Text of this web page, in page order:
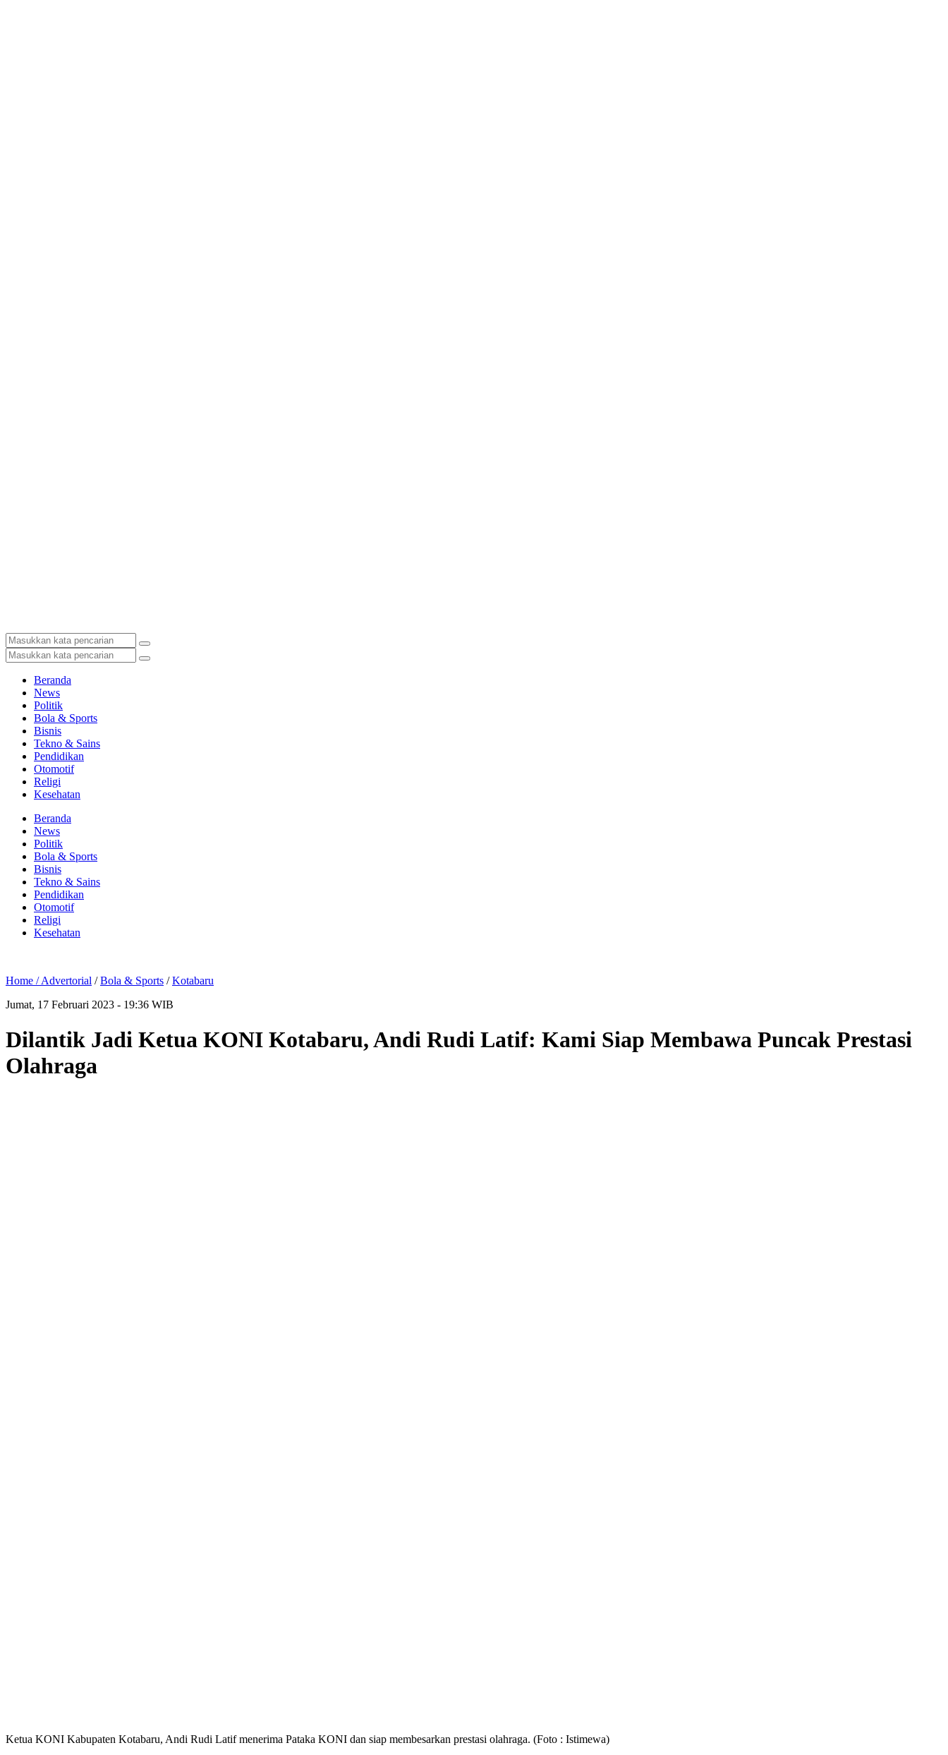
Beranda
News
Politik
Bola & Sports
Bisnis
Tekno & Sains
Pendidikan
Otomotif
Religi
Kesehatan
Beranda
News
Politik
Bola & Sports
Bisnis
Tekno & Sains
Pendidikan
Otomotif
Religi
Kesehatan
Home /Advertorial /Bola & Sports /Kotabaru
Jumat, 17 Februari 2023 - 19:36 WIB
Dilantik Jadi Ketua KONI Kotabaru, Andi Rudi Latif: Kami Siap Membawa Puncak Prestasi
Olahraga
Ketua KONI Kabupaten Kotabaru, Andi Rudi Latif menerima Pataka KONI dan siap membesarkan prestasi olahraga. (Foto : Istimewa)